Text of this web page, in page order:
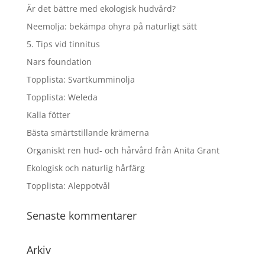
Är det bättre med ekologisk hudvård?
Neemolja: bekämpa ohyra på naturligt sätt
5. Tips vid tinnitus
Nars foundation
Topplista: Svartkumminolja
Topplista: Weleda
Kalla fötter
Bästa smärtstillande krämerna
Organiskt ren hud- och hårvård från Anita Grant
Ekologisk och naturlig hårfärg
Topplista: Aleppotvål
Senaste kommentarer
Arkiv